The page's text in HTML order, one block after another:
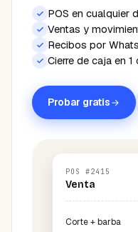
POS en cualquier
Ventas y
Recibos por
Cierre de caja en 1
Probar gratis
POS #2415
Venta
Corte + barba